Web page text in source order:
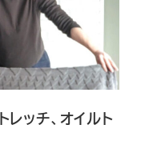
ッチ、オイルト